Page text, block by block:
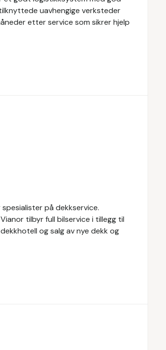
uavhengige verksteder
etter service som sikrer hjelp
på dekkservice.
tilbyr full bilservice i tillegg til
og salg av nye dekk og